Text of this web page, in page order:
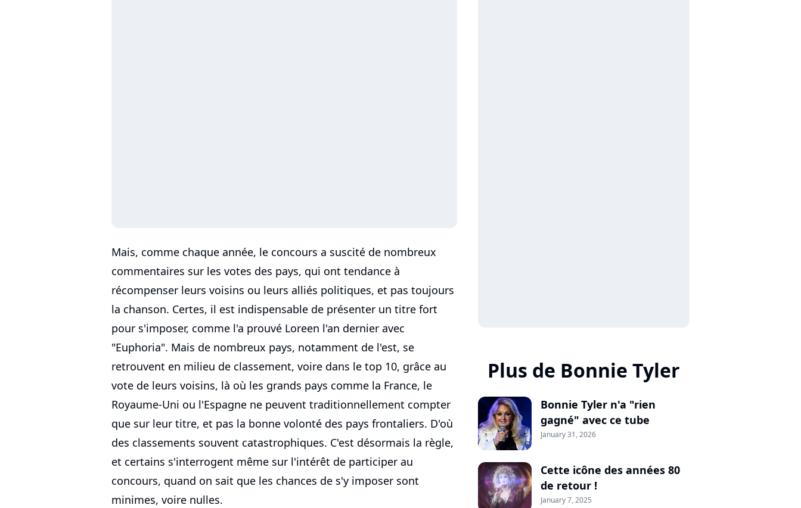
Mais, comme chaque année, le concours a suscité de nombreux
commentaires sur les votes des pays, qui ont tendance à
récompenser leurs voisins ou leurs alliés politiques, et pas toujours
la chanson. Certes, il est indispensable de présenter un titre fort
pour s'imposer, comme l'a prouvé Loreen l'an dernier avec
"Euphoria". Mais de nombreux pays, notamment de l'est, se
retrouvent en milieu de classement, voire dans le top 10, grâce au
vote de leurs voisins, là où les grands pays comme la France, le
Royaume-Uni ou l'Espagne ne peuvent traditionnellement compter
que sur leur titre, et pas la bonne volonté des pays frontaliers. D'où
des classements souvent catastrophiques. C'est désormais la règle,
et certains s'interrogent même sur l'intérêt de participer au
concours, quand on sait que les chances de s'y imposer sont
minimes, voire nulles.
Plus de Bonnie Tyler
Bonnie Tyler n'a "rien
gagné" avec ce tube
January 31, 2026
Cette icône des années 80
de retour !
January 7, 2025